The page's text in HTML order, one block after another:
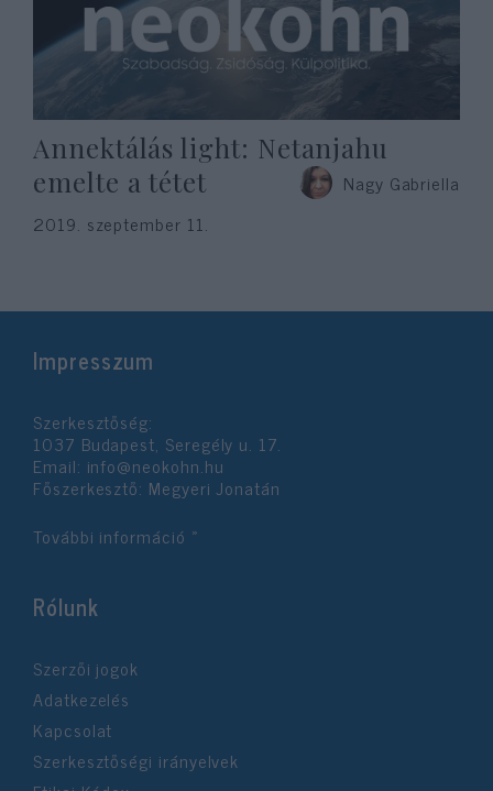
Annektálás light: Netanjahu
emelte a tétet
Nagy Gabriella
2019. szeptember 11.
Impresszum
Szerkesztőség:
1037 Budapest, Seregély u. 17.
Email: info@neokohn.hu
Főszerkesztő: Megyeri Jonatán
További információ »
Rólunk
Szerzői jogok
Adatkezelés
Kapcsolat
Szerkesztőségi irányelvek